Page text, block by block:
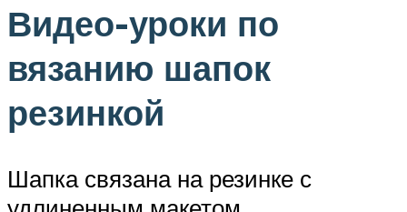
Видео-уроки по
вязанию шапок
резинкой
Шапка связана на резинке с